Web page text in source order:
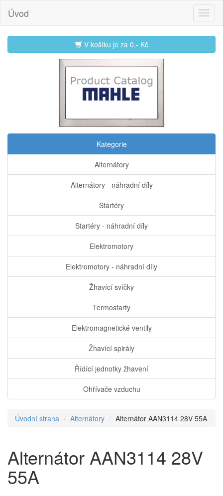
Úvod
V košíku je za 0,- Kč
Kategorie
Alternátory
Alternátory - náhradní díly
Startéry
Startéry - náhradní díly
Elektromotory
Elektromotory - náhradní díly
Žhavící svíčky
Termostarty
Elektromagnetické ventily
Žhavící spirály
Řídící jednotky žhavení
Ohřívače vzduchu
Úvodní strana Alternátory Alternátor AAN3114 28V 55A
Alternátor AAN3114 28V
55A